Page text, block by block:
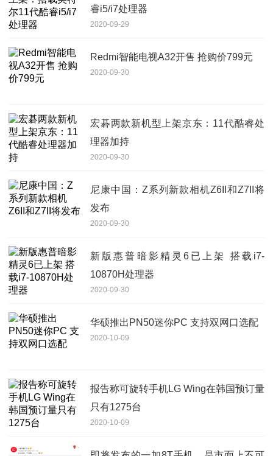
睿i5/i7处理器
2020-09-29
Redmi智能电视A32开售 抢购价799元
2020-09-30
宏碁两款新机型上架京东：11代酷睿处
理器加持
2020-09-30
尼康中国：Z系列新款相机Z6II和Z7II将
发布
2020-09-30
新版惠普暗影精灵6已上架 搭载i7-
10870H处理器
2020-09-30
华硕推出PN50迷你PC 支持双网口选配
2020-10-09
报告称可旋转手机LG Wing在韩国预订量
只有1275台
2020-10-09